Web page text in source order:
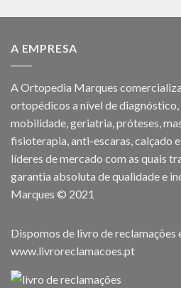
A EMPRESA
A Ortopedia Marques
ortopédicos a nível de
mobilidade, geriatria, próteses,
fisioterapia, anti-escaras, calçado
líderes de mercado com as quais
garantia absoluta de qualidade e
Marques © 2021
Dispomos de livro de reclamações
www.livroreclamacoes.pt